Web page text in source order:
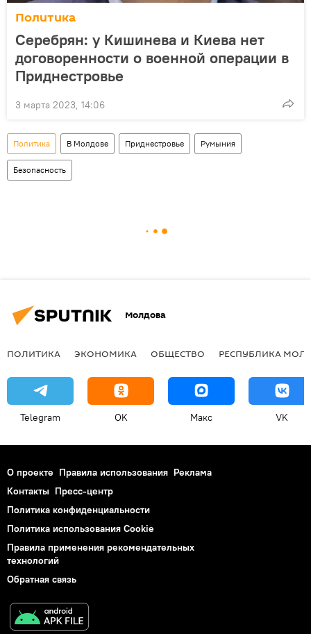
Политика
Серебрян: у Кишинева и Киева нет
договоренности о военной операции в
Приднестровье
3 марта 2023, 14:06
Политика В Молдове Приднестровье Румыния
Безопасность
Молдова
ПОЛИТИКА ЭКОНОМИКА ОБЩЕСТВО РЕСПУБЛИКА
Telegram OK Макс VK
О проекте Правила использования Реклама
Контакты Пресс-центр
Политика конфиденциальности
Политика использования Cookie
Правила применения рекомендательных
технологий
Обратная связь